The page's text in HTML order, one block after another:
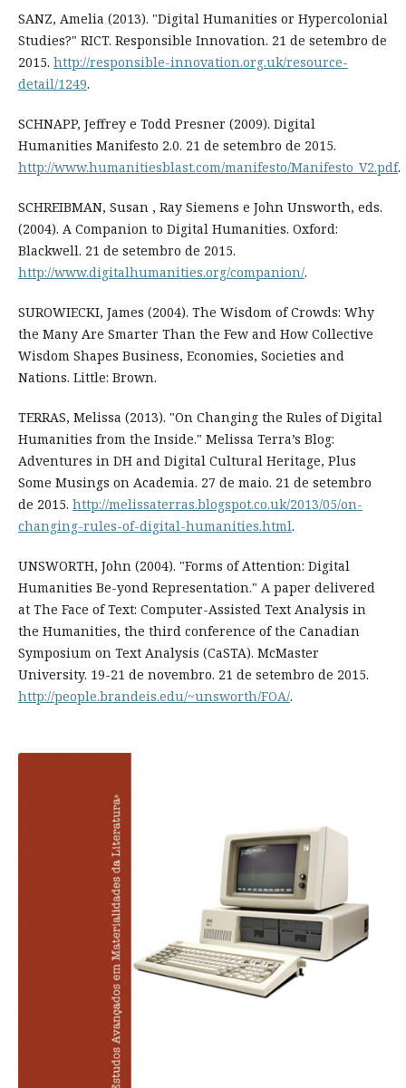
SANZ, Amelia (2013). "Digital Humanities or Hypercolonial
Studies?" RICT. Responsible Innovation. 21 de setembro de
2015. http://responsible-innovation.org.uk/resource-
detail/1249.
SCHNAPP, Jeffrey e Todd Presner (2009). Digital
Humanities Manifesto 2.0. 21 de setembro de 2015.
http://www.humanitiesblast.com/manifesto/Manifesto_V2.pdf.
SCHREIBMAN, Susan , Ray Siemens e John Unsworth, eds.
(2004). A Companion to Digital Humanities. Oxford:
Blackwell. 21 de setembro de 2015.
http://www.digitalhumanities.org/companion/.
SUROWIECKI, James (2004). The Wisdom of Crowds: Why
the Many Are Smarter Than the Few and How Collective
Wisdom Shapes Business, Economies, Societies and
Nations. Little: Brown.
TERRAS, Melissa (2013). "On Changing the Rules of Digital
Humanities from the Inside." Melissa Terra’s Blog:
Adventures in DH and Digital Cultural Heritage, Plus
Some Musings on Academia. 27 de maio. 21 de setembro
de 2015. http://melissaterras.blogspot.co.uk/2013/05/on-
changing-rules-of-digital-humanities.html.
UNSWORTH, John (2004). "Forms of Attention: Digital
Humanities Be-yond Representation." A paper delivered
at The Face of Text: Computer-Assisted Text Analysis in
the Humanities, the third conference of the Canadian
Symposium on Text Analysis (CaSTA). McMaster
University. 19-21 de novembro. 21 de setembro de 2015.
http://people.brandeis.edu/~unsworth/FOA/.